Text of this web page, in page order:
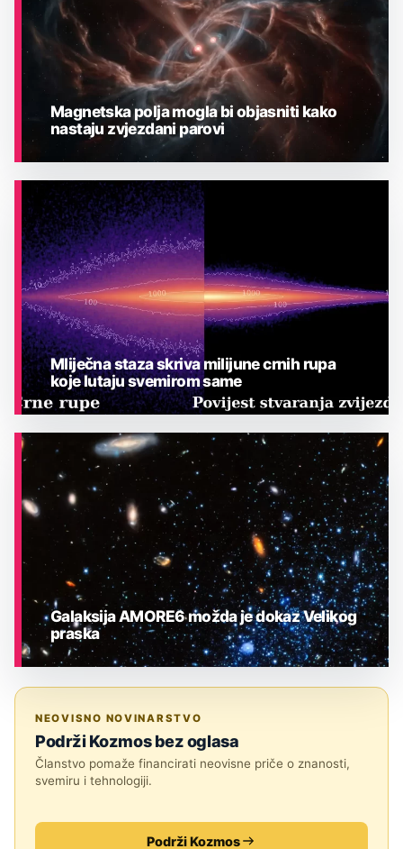
ASTRONOMIJA
Magnetska polja mogla bi objasniti kako
nastaju zvjezdani parovi
ASTRONOMIJA
Mliječna staza skriva milijune crnih rupa
koje lutaju svemirom same
Galaksija AMORE6 možda je dokaz Velikog
praska
NEOVISNO NOVINARSTVO
Podrži Kozmos bez oglasa
Članstvo pomaže financirati neovisne priče o znanosti,
svemiru i tehnologiji.
Podrži Kozmos